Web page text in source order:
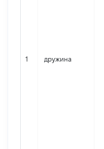
1 дружина